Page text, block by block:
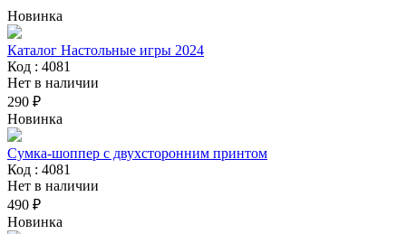
Новинка
Каталог Настольные игры 2024
Код : 4081
Нет в наличии
290 ₽
Новинка
Сумка-шоппер с двухсторонним принтом
Код : 4081
Нет в наличии
490 ₽
Новинка